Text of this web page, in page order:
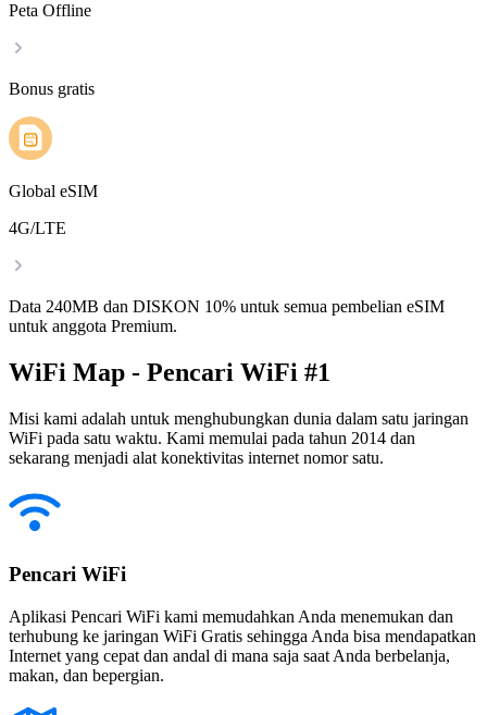
Peta Offline
Bonus gratis
Global eSIM
4G/LTE
Data 240MB dan DISKON 10% untuk semua pembelian eSIM
untuk anggota Premium.
WiFi Map - Pencari WiFi #1
Misi kami adalah untuk menghubungkan dunia dalam satu jaringan
WiFi pada satu waktu. Kami memulai pada tahun 2014 dan
sekarang menjadi alat konektivitas internet nomor satu.
Pencari WiFi
Aplikasi Pencari WiFi kami memudahkan Anda menemukan dan
terhubung ke jaringan WiFi Gratis sehingga Anda bisa mendapatkan
Internet yang cepat dan andal di mana saja saat Anda berbelanja,
makan, dan bepergian.